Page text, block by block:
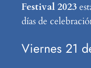
Festival 2023
días de
Viernes 21